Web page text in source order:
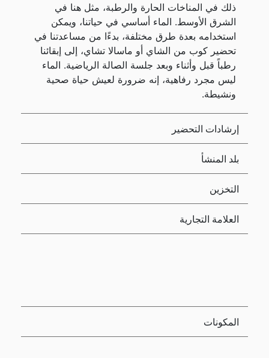
ذلك في المناخات الحارة والرطبة، مثل هنا في
الشرق الأوسط. الماء أساسي في حياتنا، ويمكن
استخدامه بعدة طرق مختلفة، بدءًا من مساعدتنا في
تحضير كوب من الشاي أو ماسالا تشاي، إلى إبقائنا
رطباً قبل وأثناء وبعد جلسة الصالة الرياضية. الماء
ليس مجرد رفاهية، إنه ضرورة لعيش حياة صحية
ونشيطة.
إرشادات التحضير
بلد المنشأ
التخزين
العلامة التجارية
المكونات